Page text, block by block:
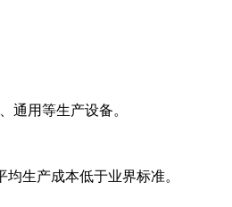
通用等生产设备。
生产成本低于业界标准。